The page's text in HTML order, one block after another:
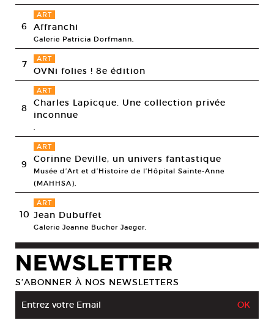
6
ART
Affranchi
Galerie Patricia Dorfmann,
7 ART
OVNi folies ! 8e édition
8
ART
Charles Lapicque. Une collection privée
inconnue
,
9
ART
Corinne Deville, un univers fantastique
Musée d’Art et d’Histoire de l’Hôpital Sainte-Anne
(MAHHSA),
10
ART
Jean Dubuffet
Galerie Jeanne Bucher Jaeger,
NEWSLETTER
S’ABONNER À NOS NEWSLETTERS